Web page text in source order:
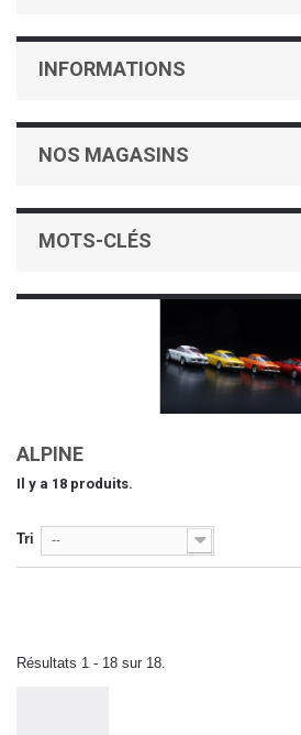
INFORMATIONS
NOS MAGASINS
MOTS-CLÉS
ALPINE
Il y a 18 produits.
Tri --
Résultats 1 - 18 sur 18.